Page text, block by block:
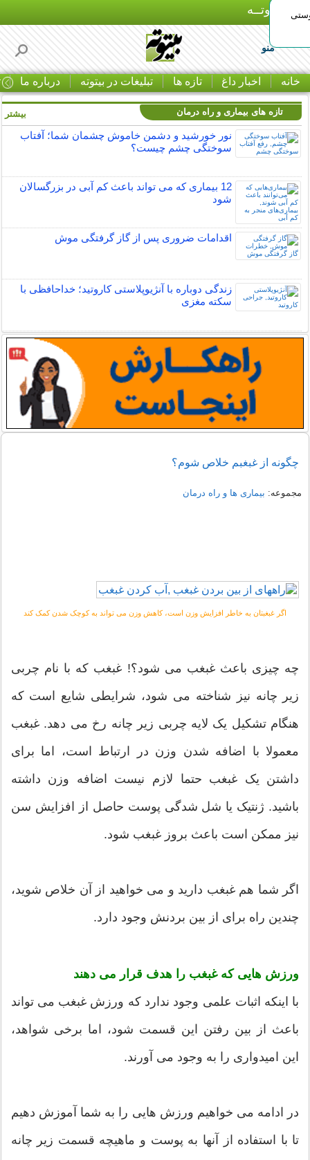
بـیتوتــه
منو
خانه اخبار داغ تازه ها تبلیغات در بیتوته درباره ما
تازه های بیماری و راه درمان
نور خورشید و دشمن خاموش چشمان شما؛ آفتاب
سوختگی چشم چیست؟
12 بیماری که می تواند باعث کم آبی در بزرگسالان
شود
اقدامات ضروری پس از گاز گرفتگی موش
زندگی دوباره با آنژیوپلاستی کاروتید؛ خداحافظی با
سکته مغزی
بیشتر
چگونه از غبغبم خلاص شوم؟
مجموعه: بیماری ها و راه درمان
اگر غبغبتان به خاطر افزایش وزن است، کاهش وزن می تواند به کوچک شدن کمک کند
چه چیزی باعث غبغب می شود؟! غبغب که با نام چربی
زیر چانه نیز شناخته می شود، شرایطی شایع است که
هنگام تشکیل یک لایه چربی زیر چانه رخ می دهد. غبغب
معمولا با اضافه شدن وزن در ارتباط است، اما برای
داشتن یک غبغب حتما لازم نیست اضافه وزن داشته
باشید. ژنتیک یا شل شدگی پوست حاصل از افزایش سن
نیز ممکن است باعث بروز غبغب شود.
اگر شما هم غبغب دارید و می خواهید از آن خلاص شوید،
چندین راه برای از بین بردنش وجود دارد.
ورزش هایی که غبغب را هدف قرار می دهند
با اینکه اثبات علمی وجود ندارد که ورزش غبغب می تواند
باعث از بین رفتن این قسمت شود، اما برخی شواهد،
این امیدواری را به وجود می آورند.
در ادامه می خواهیم ورزش هایی را به شما آموزش دهیم
تا با استفاده از آنها به پوست و ماهیچه قسمت زیر چانه